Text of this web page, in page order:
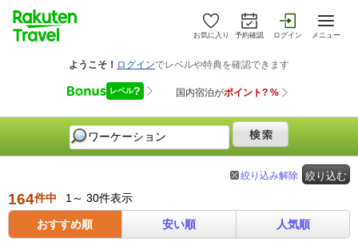
お気に入り 予約確認 ログイン メニュー
絞り込む
絞り込み解除
164件中 1～ 30件表示
おすすめ順 安い順 人気順